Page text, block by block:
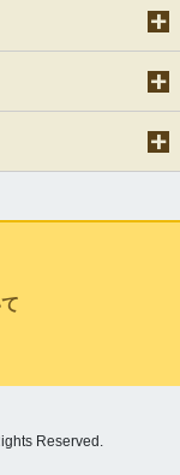
Reserved.